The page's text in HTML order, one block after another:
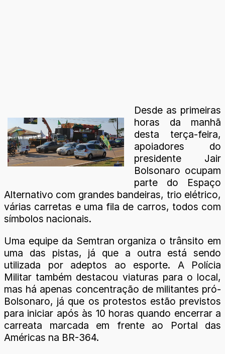
Desde as primeiras
horas da manhã
desta terça-feira,
apoiadores do
presidente Jair
Bolsonaro ocupam
parte do Espaço
Alternativo com grandes bandeiras, trio elétrico,
várias carretas e uma fila de carros, todos com
símbolos nacionais.
Uma equipe da Semtran organiza o trânsito em
uma das pistas, já que a outra está sendo
utilizada por adeptos ao esporte. A Polícia
Militar também destacou viaturas para o local,
mas há apenas concentração de militantes pró-
Bolsonaro, já que os protestos estão previstos
para iniciar após às 10 horas quando encerrar a
carreata marcada em frente ao Portal das
Américas na BR-364.